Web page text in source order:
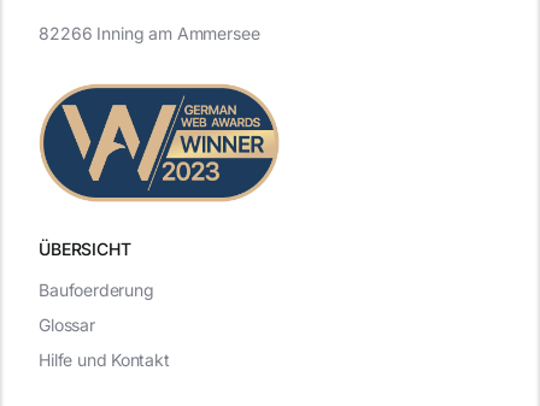
ÜBERSICHT
82266 Inning am Ammersee
Baufoerderung
Glossar
Hilfe und Kontakt